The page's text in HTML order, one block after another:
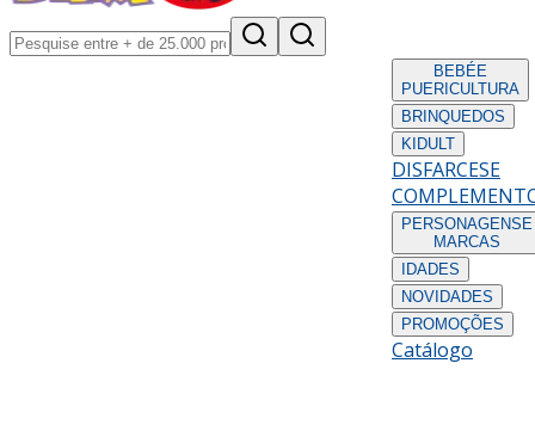
BEBÉE
PUERICULTURA
BRINQUEDOS
KIDULT
DISFARCESE
PERSONAGENS E
MARCAS
IDADES
NOVIDADES
PROMOÇÕES
Catálogo